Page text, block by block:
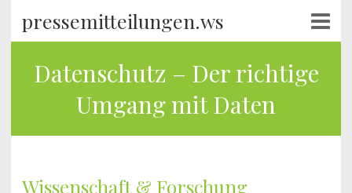
pressemitteilungen.ws
Datenschutz – Der richtige
Umgang mit Daten
Wissenschaft & Forschung